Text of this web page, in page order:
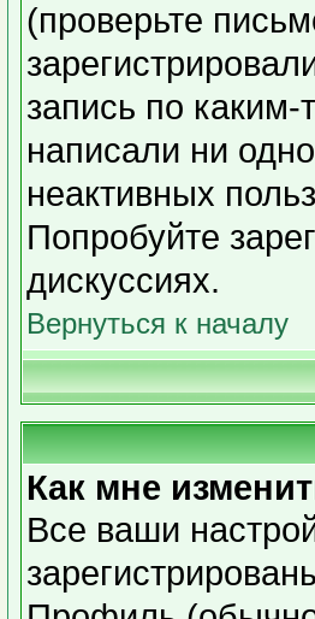
(проверьте
запись по
написали ни
неактивных
Попробуйте
дискуссиях.
Вернуться к началу
Как мне
Все ваши